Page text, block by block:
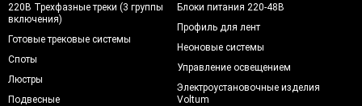
220В Трехфазные треки (3 группы
включения)
Готовые трековые системы
Споты
Люстры
Подвесные
Блоки питания 220-48В
Профиль для лент
Неоновые системы
Управление освещением
Электроустановочные изделия
Voltum